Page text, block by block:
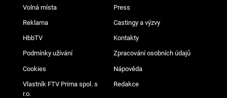
Volná místa Press
Reklama Castingy a výzvy
HbbTV Kontakty
Podmínky užívání Zpracování osobních údajů
Cookies Nápověda
Vlastník FTV Prima spol. s
r.o.
Redakce